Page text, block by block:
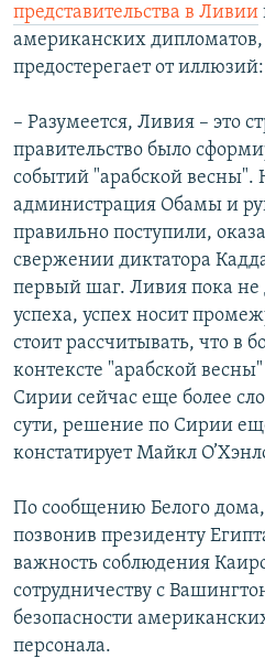
представительства в Ливии
американских
предостерегает от иллюзий:
– Разумеется, Ливия – это
правительство было
событий "арабской весны".
администрация Обамы и
правильно поступили,
свержении диктатора
первый шаг. Ливия пока не
успеха, успех носит
стоит рассчитывать, что в
контексте "арабской
Сирии сейчас еще более
сути, решение по Сирии
констатирует Майкл
По сообщению Белого
позвонив президенту
важность соблюдения
сотрудничеству с
безопасности
персонала.